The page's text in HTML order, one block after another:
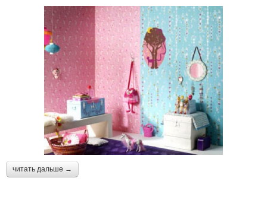
читать дальше →